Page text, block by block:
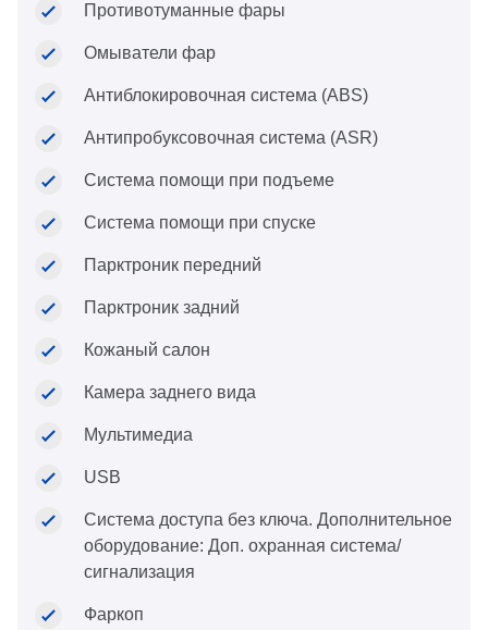
Противотуманные фары
Омыватели фар
Антиблокировочная система (ABS)
Антипробуксовочная система (ASR)
Система помощи при подъеме
Система помощи при спуске
Парктроник передний
Парктроник задний
Кожаный салон
Камера заднего вида
Мультимедиа
USB
Система доступа без ключа. Дополнительное
оборудование: Доп. охранная система/
сигнализация
Фаркоп